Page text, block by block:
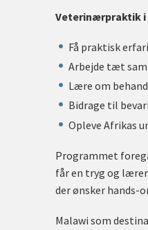
Veterinærpraktik i
Få praktisk
Arbejde tæt
Lære om
Bidrage til
Opleve Afrikas
Programmet
får en tryg og
der ønsker
Malawi som